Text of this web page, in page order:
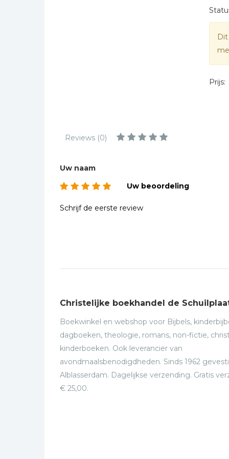
Toeristische kaarten en
gidsen
Wenskaarten
Prijs:
Reviews (0)
Uw naam
Uw beoordeling
Schrijf de eerste review
Christelijke boekhandel de
Boekwinkel en webshop voor Bijbels,
dagboeken, theologie, romans, non-fictie,
kinderboeken. Ook leverancier van
avondmaalsbenodigdheden. Sinds 1962
Alblasserdam. Dagelijkse verzending. Gratis
€ 25,00.